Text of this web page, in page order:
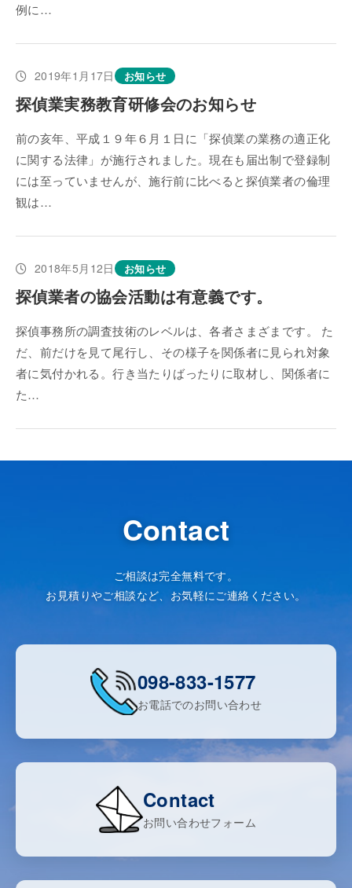
例に…
2019年1月17日 お知らせ
探偵業実務教育研修会のお知らせ
前の亥年、平成１９年６月１日に「探偵業の業務の適正化
に関する法律」が施行されました。現在も届出制で登録制
には至っていませんが、施行前に比べると探偵業者の倫理
観は…
2018年5月12日 お知らせ
探偵業者の協会活動は有意義です。
探偵事務所の調査技術のレベルは、各者さまざまです。 た
だ、前だけを見て尾行し、その様子を関係者に見られ対象
者に気付かれる。行き当たりばったりに取材し、関係者に
た…
Contact
ご相談は完全無料です。
お見積りやご相談など、お気軽にご連絡ください。
098-833-1577
お電話でのお問い合わせ
Contact
お問い合わせフォーム